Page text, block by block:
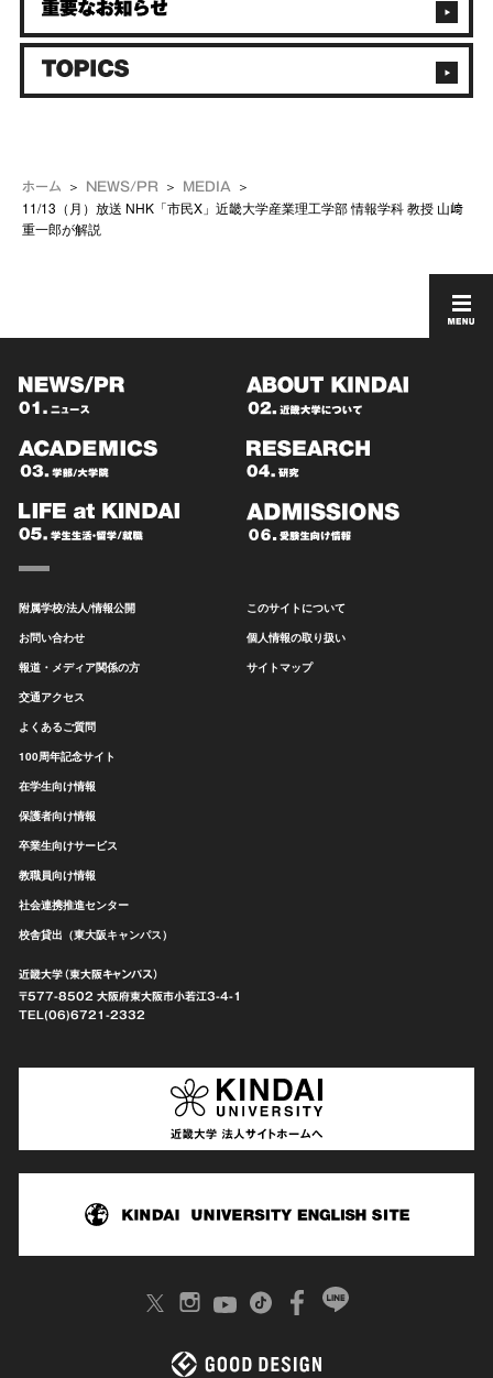
ホーム NEWS/PR MEDIA
11/13（月）放送 NHK「市民X」近畿大学産業理工学部 情報学科 教授 山﨑
重一郎が解説
附属学校/法人/情報公開
お問い合わせ
報道・メディア関係の方
交通アクセス
よくあるご質問
100周年記念サイト
在学生向け情報
保護者向け情報
卒業生向けサービス
教職員向け情報
社会連携推進センター
校舎貸出（東大阪キャンパス）
このサイトについて
個人情報の取り扱い
サイトマップ
近畿大学（東大阪キャンパス）
〒577-8502 大阪府東大阪市小若江3-4-1
TEL(06)6721-2332